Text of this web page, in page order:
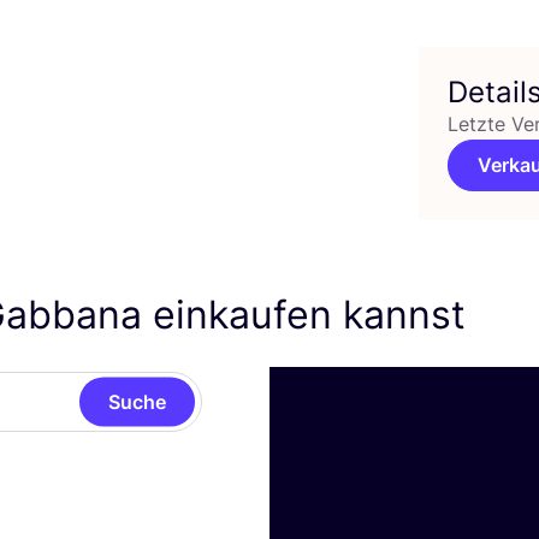
Letzte
einkaufen kannst
Suche